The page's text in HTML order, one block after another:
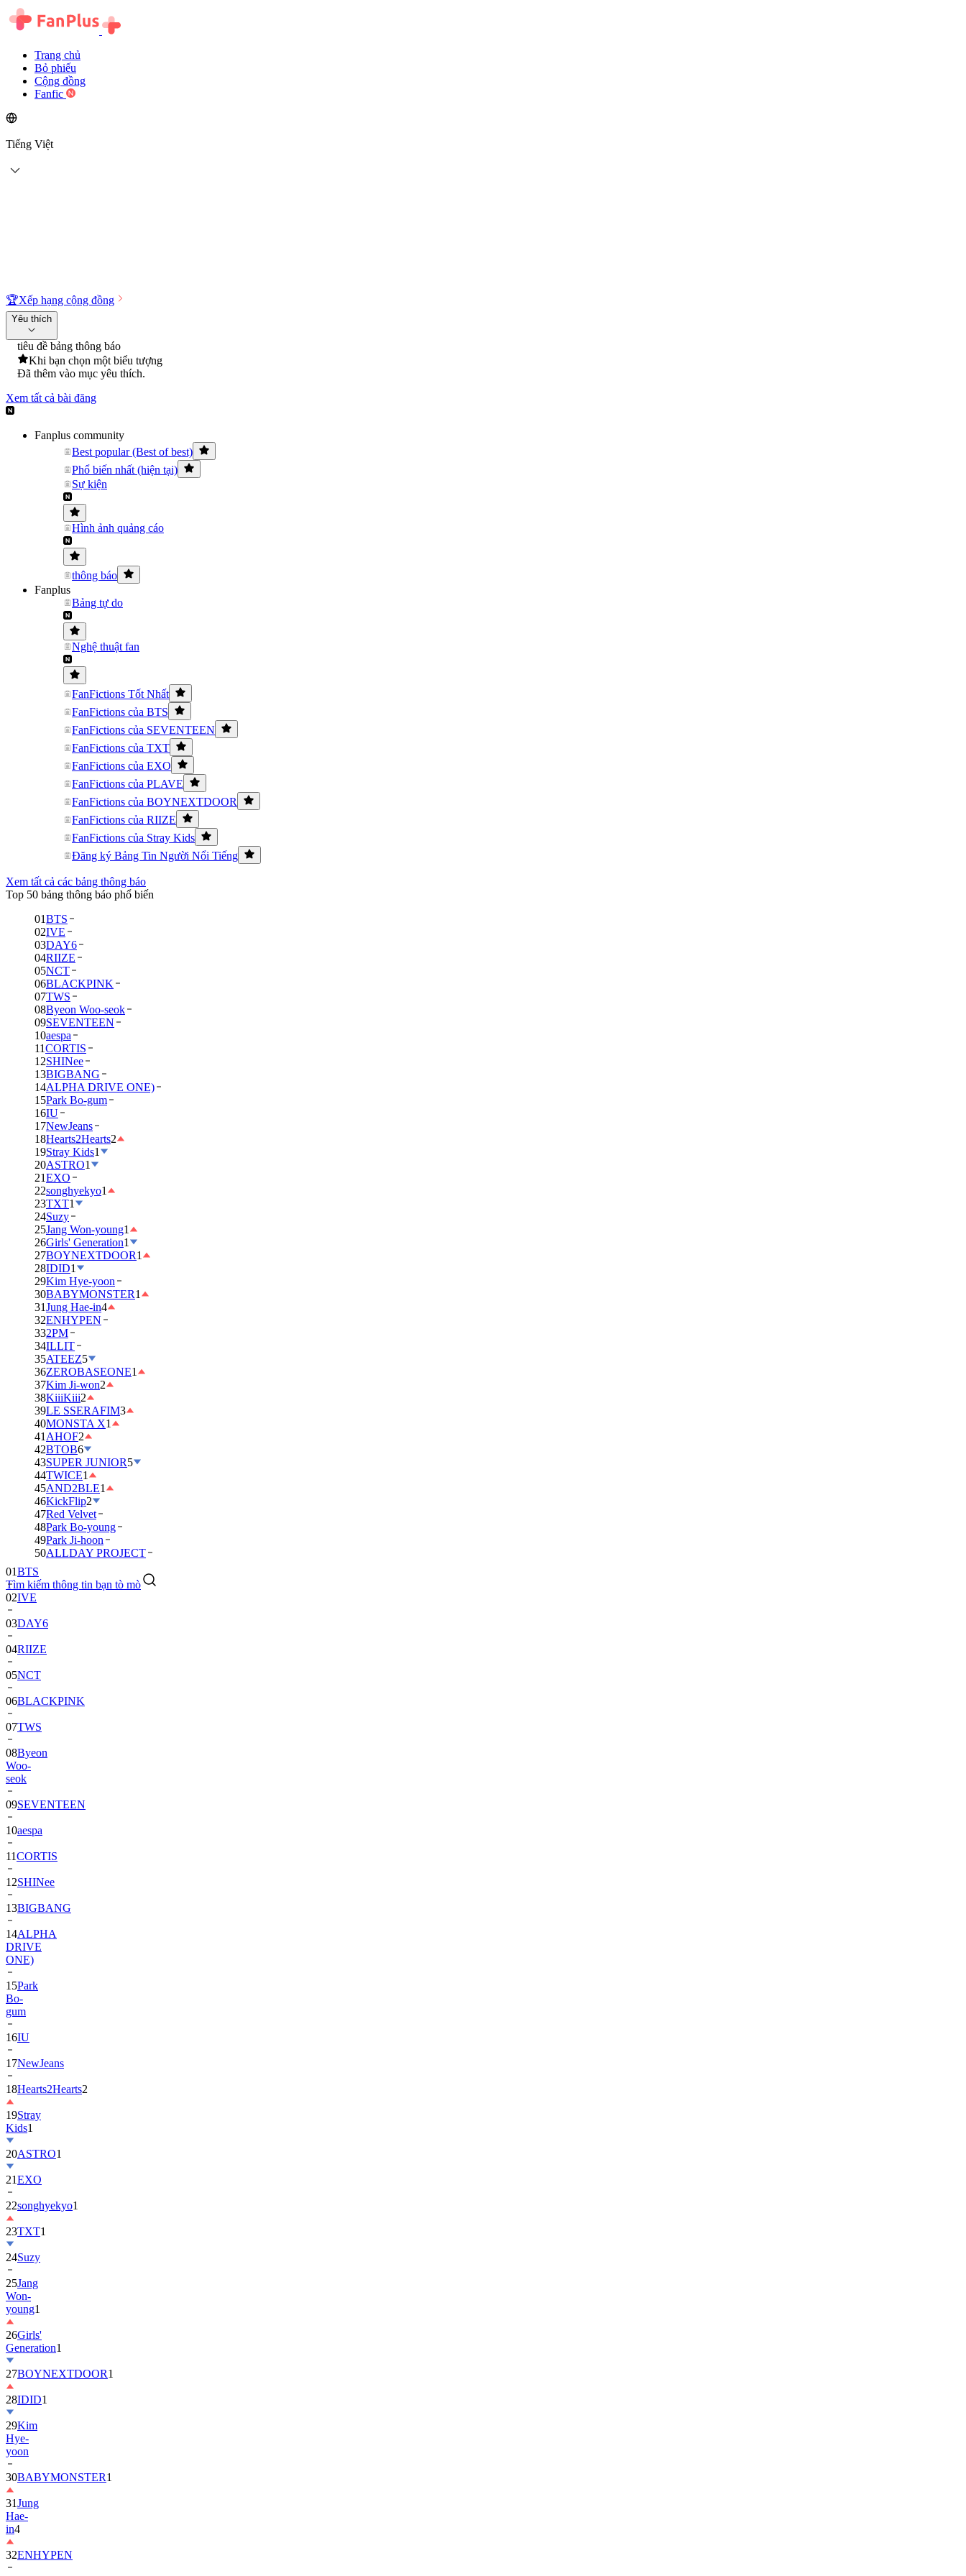
Trang chủ
Bỏ phiếu
Cộng đồng
Fanfic
Tiếng Việt
🏆Xếp hạng cộng đồng
Yêu thích
tiêu đề bảng thông báo
Khi bạn chọn một biểu tượng
Đã thêm vào mục yêu thích.
Xem tất cả bài đăng
Fanplus community
Best popular (Best of best)
Phổ biến nhất (hiện tại)
Sự kiện
Hình ảnh quảng cáo
thông báo
Fanplus
Bảng tự do
Nghệ thuật fan
FanFictions Tốt Nhất
FanFictions của BTS
FanFictions của SEVENTEEN
FanFictions của TXT
FanFictions của EXO
FanFictions của PLAVE
FanFictions của BOYNEXTDOOR
FanFictions của RIIZE
FanFictions của Stray Kids
Đăng ký Bảng Tin Người Nổi Tiếng
Xem tất cả các bảng thông báo
Top 50 bảng thông báo phổ biến
01BTS
02IVE
03DAY6
04RIIZE
05NCT
06BLACKPINK
07TWS
08Byeon Woo-seok
09SEVENTEEN
10aespa
11CORTIS
12SHINee
13BIGBANG
14ALPHA DRIVE ONE)
15Park Bo-gum
16IU
17NewJeans
18Hearts2Hearts2
19Stray Kids1
20ASTRO1
21EXO
22songhyekyo1
23TXT1
24Suzy
25Jang Won-young1
26Girls' Generation1
27BOYNEXTDOOR1
28IDID1
29Kim Hye-yoon
30BABYMONSTER1
31Jung Hae-in4
32ENHYPEN
332PM
34ILLIT
35ATEEZ5
36ZEROBASEONE1
37Kim Ji-won2
38KiiiKiii2
39LE SSERAFIM3
40MONSTA X1
41 AHOF2
42BTOB6
43SUPER JUNIOR5
44TWICE1
45AND2BLE1
46KickFlip2
47Red Velvet
48Park Bo-young
49Park Ji-hoon
50ALLDAY PROJECT
Tìm kiếm thông tin bạn tò mò
BTS
02IVE
03DAY6
04RIIZE
05NCT
06BLACKPINK
07TWS
08Byeon
Woo-
seok
09SEVENTEEN
10aespa
11CORTIS
12SHINee
13BIGBANG
14ALPHA
DRIVE
ONE)
15Park
Bo-
gum
16IU
17NewJeans
18Hearts2Hearts
19Stray
Kids
20ASTRO
21EXO
22songhyekyo
23TXT1
24Suzy
25Jang
Won-
young1
26Girls'
Generation
27BOYNEXTDOOR
28IDID1
29Kim
Hye-
yoon
30BABYMONSTER
31Jung
Hae-
in4
32ENHYPEN
332PM